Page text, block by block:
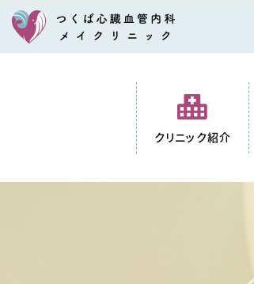
クリニック紹介